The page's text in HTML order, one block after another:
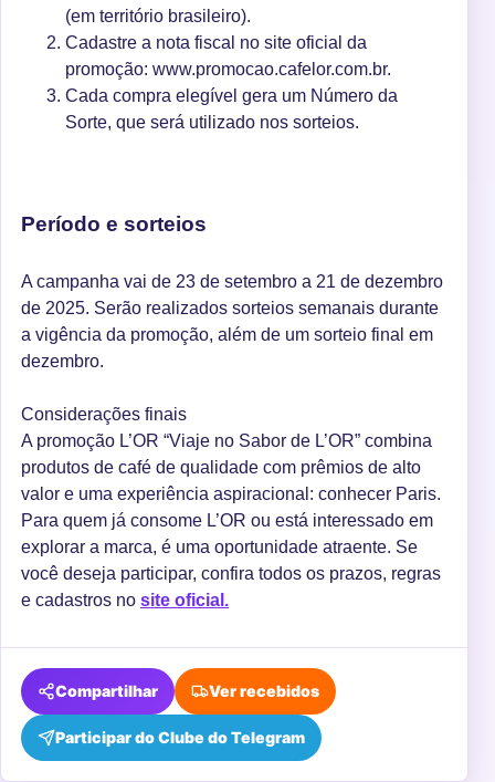
(em território brasileiro).
Cadastre a nota fiscal no site oficial da
promoção: www.promocao.cafelor.com.br.
Cada compra elegível gera um Número da
Sorte, que será utilizado nos sorteios.
Período e sorteios
A campanha vai de 23 de setembro a 21 de dezembro
de 2025. Serão realizados sorteios semanais durante
a vigência da promoção, além de um sorteio final em
dezembro.
Considerações finais
A promoção L’OR “Viaje no Sabor de L’OR” combina
produtos de café de qualidade com prêmios de alto
valor e uma experiência aspiracional: conhecer Paris.
Para quem já consome L’OR ou está interessado em
explorar a marca, é uma oportunidade atraente. Se
você deseja participar, confira todos os prazos, regras
e cadastros no site oficial.
Compartilhar
Participar do Clube do Telegram
Ver recebidos